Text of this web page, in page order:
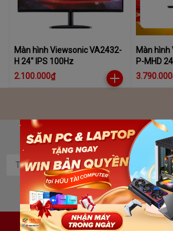
Màn hình Viewsonic VA2432-
H 24" IPS 100Hz
2.100.000₫
Màn hình
P-MHD
Bạn muốn nhận
mãi? Đăng ký ngay.